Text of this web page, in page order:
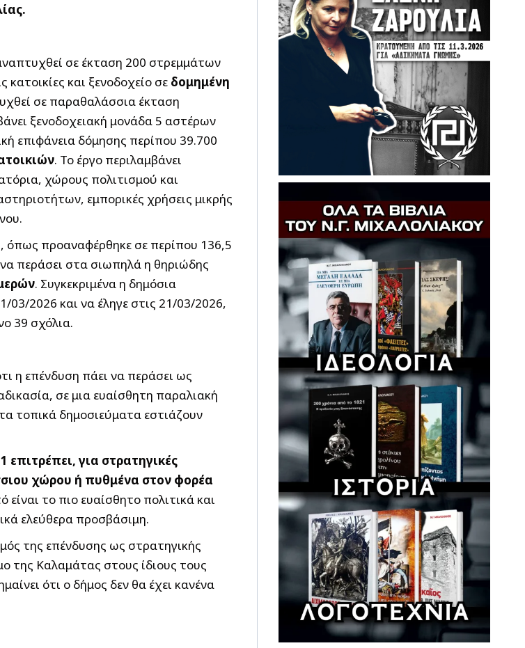
σε έκταση 200 στρεμμάτων
και ξενοδοχείο σε δομημένη
σε παραθαλάσσια έκταση
ξενοδοχειακή μονάδα 5 αστέρων
επιφάνεια δόμησης περίπου 39.700
. Το έργο περιλαμβάνει
χώρους πολιτισμού και
εμπορικές χρήσεις μικρής
όπως προαναφέρθηκε σε περίπου 136,5
περάσει στα σιωπηλά η θηριώδης
. Συγκεκριμένα η δημόσια
03/2026 και να έληγε στις 21/03/2026,
39 σχόλια.
η επένδυση πάει να περάσει ως
σε μια ευαίσθητη παραλιακή
τοπικά δημοσιεύματα εστιάζουν
για στρατηγικές
χώρου ή πυθμένα στον φορέα
είναι το πιο ευαίσθητο πολιτικά και
ελεύθερα προσβάσιμη.
της επένδυσης ως στρατηγικής
της Καλαμάτας στους ίδιους τους
ότι ο δήμος δεν θα έχει κανένα